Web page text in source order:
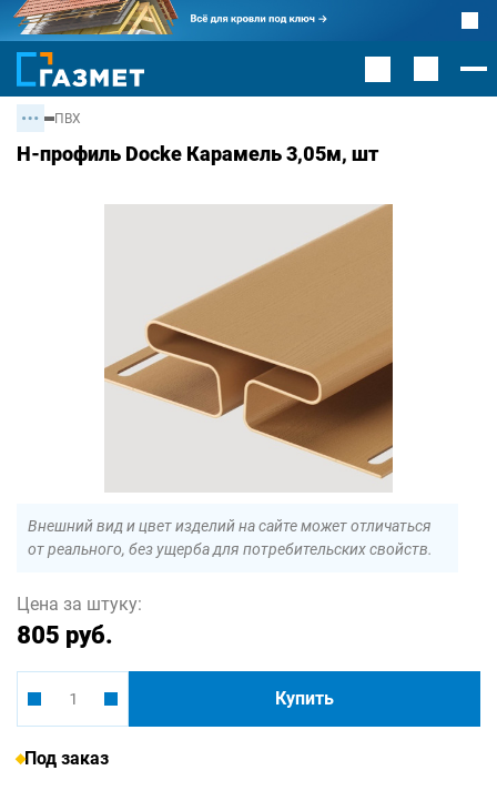
ПВХ
H-профиль Docke Карамель 3,05м, шт
Внешний вид и цвет изделий на сайте может отличаться
от реального, без ущерба для потребительских свойств.
Цена за штуку:
805 руб.
Купить
Под заказ